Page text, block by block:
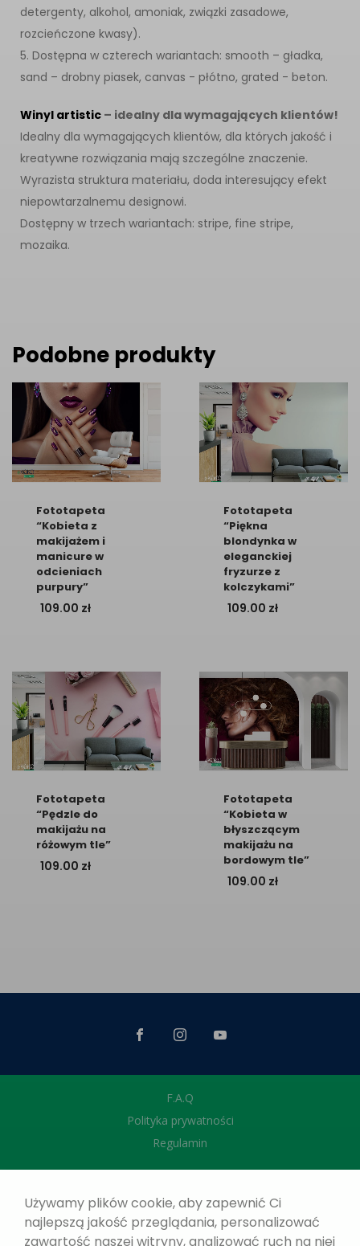
detergenty, alkohol, amoniak, związki zasadowe,
rozcieńczone kwasy).
5. Dostępna w czterech wariantach: smooth – gładka,
sand – drobny piasek, canvas - płótno, grated - beton.
Winyl artistic – idealny dla wymagających klientów!
Idealny dla wymagających klientów, dla których jakość i
kreatywne rozwiązania mają szczególne znaczenie.
Wyrazista struktura materiału, doda interesujący efekt
niepowtarzalnemu designowi.
Dostępny w trzech wariantach: stripe, fine stripe,
mozaika.
Podobne produkty
Fototapeta
“Kobieta z
makijażem i
manicure w
odcieniach
purpury”
109.00 zł
Fototapeta
“Piękna
blondynka w
eleganckiej
fryzurze z
kolczykami”
109.00 zł
Fototapeta
“Pędzle do
makijażu na
różowym tle”
109.00 zł
Fototapeta
“Kobieta w
błyszczącym
makijażu na
bordowym tle”
109.00 zł
F.A.Q
Polityka prywatności
Regulamin
Używamy plików cookie, aby zapewnić Ci
najlepszą jakość przeglądania, personalizować
zawartość naszej witryny, analizować ruch na niej